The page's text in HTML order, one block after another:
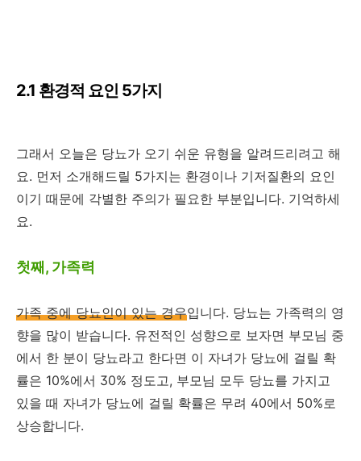
2.1 환경적 요인 5가지
그래서 오늘은 당뇨가 오기 쉬운 유형을 알려드리려고 해
요. 먼저 소개해드릴 5가지는 환경이나 기저질환의 요인
이기 때문에 각별한 주의가 필요한 부분입니다. 기억하세
요.
첫째, 가족력
가족 중에 당뇨인이 있는 경우입니다. 당뇨는 가족력의 영
향을 많이 받습니다. 유전적인 성향으로 보자면 부모님 중
에서 한 분이 당뇨라고 한다면 이 자녀가 당뇨에 걸릴 확
률은 10%에서 30% 정도고, 부모님 모두 당뇨를 가지고
있을 때 자녀가 당뇨에 걸릴 확률은 무려 40에서 50%로
상승합니다.